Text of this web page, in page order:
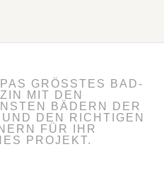
GRÖSSTES BAD-M
MIT DEN S
BÄDERN DER W
DEN RICHTIGEN P
FÜR IHR E
PROJEKT.